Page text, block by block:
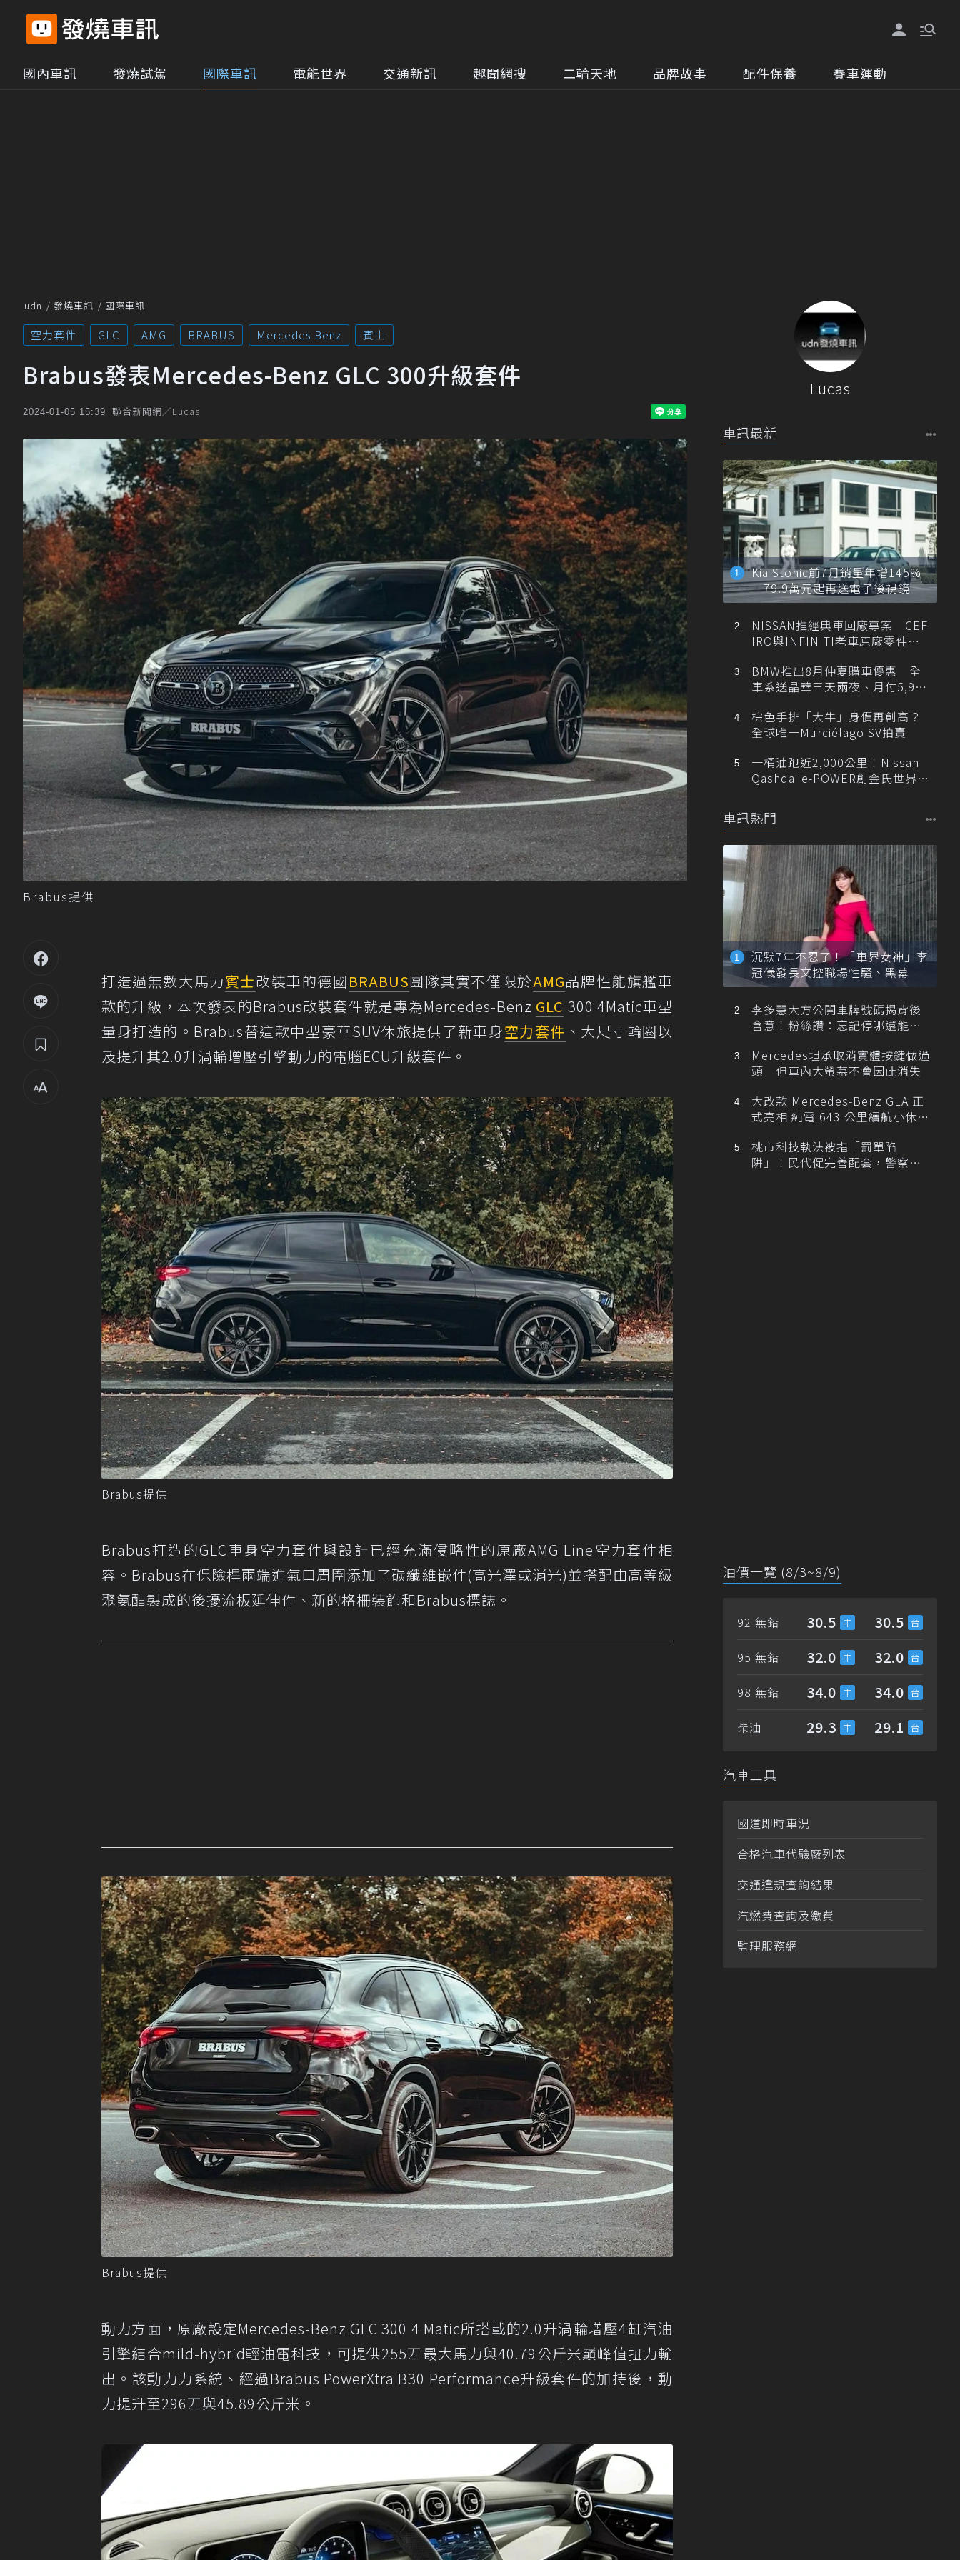
國內車訊 發燒試駕 國際車訊 電能世界 交通新訊 趣聞網搜 二輪天地 品牌故事 配件保養 賽車運動
udn 發燒車訊 國際車訊
空力套件 GLC AMG BRABUS Mercedes Benz 賓士
Brabus發表Mercedes-Benz GLC 300升級套件
2024-01-05 15:39 聯合新聞網／Lucas
Brabus提供
打造過無數大馬力賓士改裝車的德國BRABUS團隊其實不僅限於AMG品牌性能旗艦車
款的升級，本次發表的Brabus改裝套件就是專為Mercedes-Benz GLC 300 4Matic車型
量身打造的。Brabus替這款中型豪華SUV休旅提供了新車身空力套件 、大尺寸輪圈以
及提升其2.0升渦輪增壓引擎動力的電腦ECU升級套件。
Brabus提供
Brabus打造的GLC車身空力套件與設計已經充滿侵略性的原廠AMG Line空力套件相
容。Brabus在保險桿兩端進氣口周圍添加了碳纖維嵌件(高光澤或消光)並搭配由高等級
聚氨酯製成的後擾流板延伸件、新的格柵裝飾和Brabus標誌。
Brabus提供
動力方面，原廠設定Mercedes-Benz GLC 300 4 Matic所搭載的2.0升渦輪增壓4缸汽油
引擎結合mild-hybrid輕油電科技，可提供255匹最大馬力與40.79公斤米巔峰值扭力輸
出。該動力力系統、經過Brabus PowerXtra B30 Performance升級套件的加持後，動
力提升至296匹與45.89公斤米。
Lucas
車訊最新
Kia Stonic前7月銷量年增145%
79.9萬元起再送電子後視鏡
NISSAN推經典車回廠專案 CEF
IRO與INFINITI老車原廠零件最
BMW推出8月仲夏購車優惠 全
車系送晶華三天兩夜、月付5,900
棕色手排「大牛」身價再創高？
全球唯一Murciélago SV拍賣
一桶油跑近2,000公里！Nissan
Qashqai e-POWER創金氏世界紀
車訊熱門
沉默7年不忍了！「車界女神」李
冠儀發長文控職場性騷、黑幕
李多慧大方公開車牌號碼揭背後
含意！粉絲讚：忘記停哪還能幫
Mercedes坦承取消實體按鍵做過
頭 但車內大螢幕不會因此消失
大改款 Mercedes-Benz GLA 正
式亮相 純電 643 公里續航小休
桃市科技執法被指「罰單陷
阱」！民代促完善配套，警察局
油價一覽 (8/3~8/9)
92 無鉛 30.5 30.5
95 無鉛 32.0 32.0
98 無鉛 34.0 34.0
柴油 29.3 29.1
汽車工具
國道即時車況
合格汽車代驗廠列表
交通違規查詢結果
汽燃費查詢及繳費
監理服務網